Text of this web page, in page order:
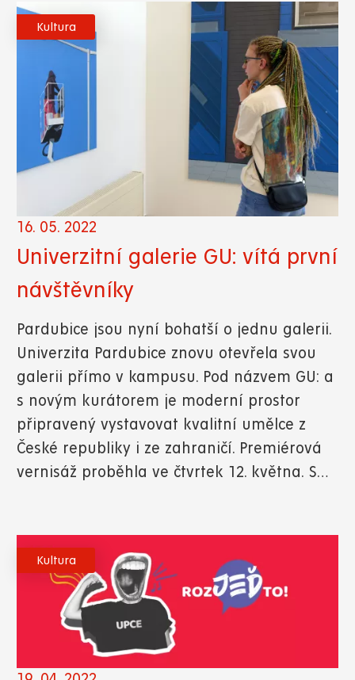
Kultura
16. 05. 2022
Univerzitní galerie GU: vítá první
návštěvníky
Pardubice jsou nyní bohatší o jednu galerii.
Univerzita Pardubice znovu otevřela svou
galerii přímo v kampusu. Pod názvem GU: a
s novým kurátorem je moderní prostor
připravený vystavovat kvalitní umělce z
České republiky i ze zahraničí. Premiérová
vernisáž proběhla ve čtvrtek 12. května. S…
Kultura